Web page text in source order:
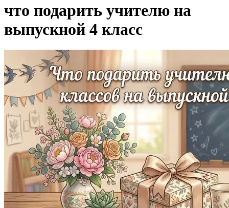
что подарить учителю на
выпускной 4 класс